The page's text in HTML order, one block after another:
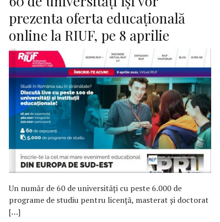
prezenta oferta educaţională
online la RIUF, pe 8 aprilie
Un număr de 60 de universităţi cu peste 6.000 de
programe de studiu pentru licenţă, masterat şi doctorat
[…]